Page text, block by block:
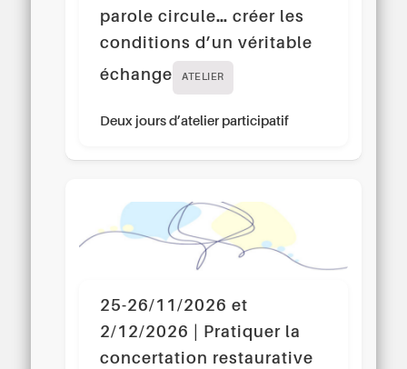
parole circule… créer les
conditions d’un véritable
échange
ATELIER
Deux jours d’atelier participatif
25-26/11/2026 et
2/12/2026 | Pratiquer la
concertation restaurative